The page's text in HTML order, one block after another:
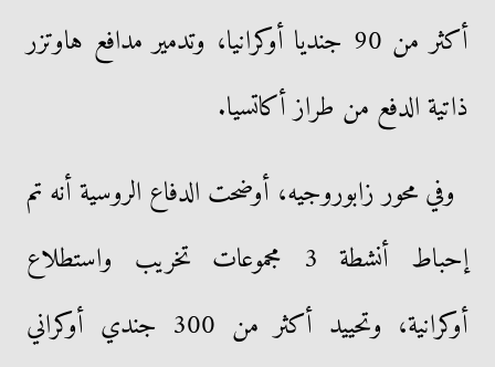
أكثر من 90 جنديا أوكرانيا، وتدمير مدافع هاوتزر
ذاتية الدفع من طراز أكاتسيا.
وفي محور زابوروجيه، أوضحت الدفاع الروسية أنه تم
إحباط أنشطة 3 مجموعات تخريب واستطلاع
أوكرانية، وتحييد أكثر من 300 جندي أوكراني